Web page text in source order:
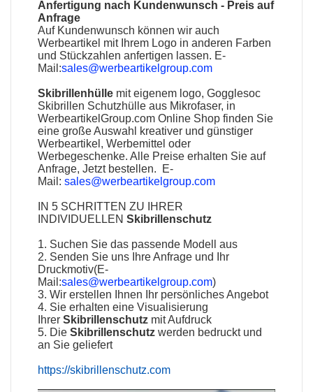
Anfertigung nach Kundenwunsch - Preis auf
Anfrage
Auf Kundenwunsch können wir auch
Werbeartikel mit Ihrem Logo in anderen Farben
und Stückzahlen anfertigen lassen. E-
Mail:sales@werbeartikelgroup.com
Skibrillenhülle mit eigenem logo, Gogglesoc
Skibrillen Schutzhülle aus Mikrofaser, in
WerbeartikelGroup.com Online Shop finden Sie
eine große Auswahl kreativer und günstiger
Werbeartikel, Werbemittel oder
Werbegeschenke. Alle Preise erhalten Sie auf
Anfrage, Jetzt bestellen. E-
Mail:sales@werbeartikelgroup.com
IN 5 SCHRITTEN ZU IHRER
INDIVIDUELLENSkibrillenschutz
1. Suchen Sie das passende Modell aus
2. Senden Sie uns Ihre Anfrage und Ihr
Druckmotiv(E-
Mail:sales@werbeartikelgroup.com)
3. Wir erstellen Ihnen Ihr persönliches Angebot
4. Sie erhalten eine Visualisierung
IhrerSkibrillenschutz mit Aufdruck
5. DieSkibrillenschutz werden bedruckt und
an Sie geliefert
https://skibrillenschutz.com